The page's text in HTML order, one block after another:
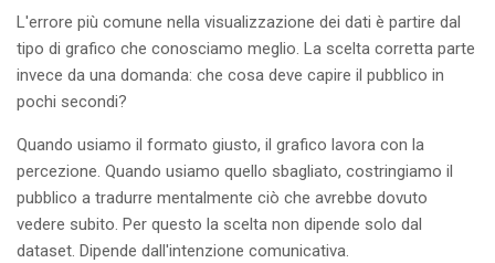
L'errore più comune nella visualizzazione dei dati è partire dal
tipo di grafico che conosciamo meglio. La scelta corretta parte
invece da una domanda: che cosa deve capire il pubblico in
pochi secondi?
Quando usiamo il formato giusto, il grafico lavora con la
percezione. Quando usiamo quello sbagliato, costringiamo il
pubblico a tradurre mentalmente ciò che avrebbe dovuto
vedere subito. Per questo la scelta non dipende solo dal
dataset. Dipende dall'intenzione comunicativa.